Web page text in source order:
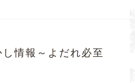
情報～よだれ必至